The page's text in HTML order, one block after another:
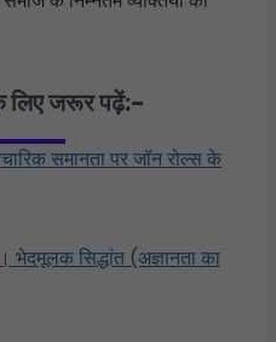
लिए जरूर पढ़ें:-
समानता पर जॉन रोल्स के
भेदमूलक सिद्धांत (अज्ञानता का